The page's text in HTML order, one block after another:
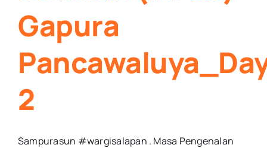
Gapura
2
Sampurasun #wargisalapan . Masa Pengenalan